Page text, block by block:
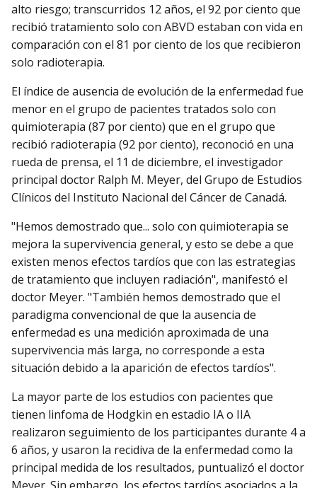
alto riesgo; transcurridos 12 años, el 92 por ciento que
recibió tratamiento solo con ABVD estaban con vida en
comparación con el 81 por ciento de los que recibieron
solo radioterapia.
El índice de ausencia de evolución de la enfermedad fue
menor en el grupo de pacientes tratados solo con
quimioterapia (87 por ciento) que en el grupo que
recibió radioterapia (92 por ciento), reconoció en una
rueda de prensa, el 11 de diciembre, el investigador
principal doctor Ralph M. Meyer, del Grupo de Estudios
Clínicos del Instituto Nacional del Cáncer de Canadá.
"Hemos demostrado que... solo con quimioterapia se
mejora la supervivencia general, y esto se debe a que
existen menos efectos tardíos que con las estrategias
de tratamiento que incluyen radiación", manifestó el
doctor Meyer. "También hemos demostrado que el
paradigma convencional de que la ausencia de
enfermedad es una medición aproximada de una
supervivencia más larga, no corresponde a esta
situación debido a la aparición de efectos tardíos".
La mayor parte de los estudios con pacientes que
tienen linfoma de Hodgkin en estadio IA o IIA
realizaron seguimiento de los participantes durante 4 a
6 años, y usaron la recidiva de la enfermedad como la
principal medida de los resultados, puntualizó el doctor